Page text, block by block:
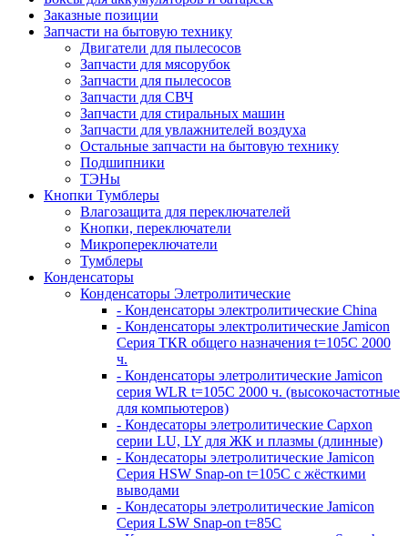
Заказные позиции
Запчасти на бытовую технику
Двигатели для пылесосов
Запчасти для мясорубок
Запчасти для пылесосов
Запчасти для СВЧ
Запчасти для стиральных машин
Запчасти для увлажнителей воздуха
Остальные запчасти на бытовую технику
Подшипники
ТЭНы
Кнопки Тумблеры
Влагозащита для переключателей
Кнопки, переключатели
Микропереключатели
Тумблеры
Конденсаторы
Конденсаторы Элетролитические
- Конденсаторы электролитические China
- Конденсаторы электролитические Jamicon
Серия ТКR общего назначения t=105С 2000
ч.
- Конденсаторы элетролитические Jamicon
серия WLR t=105С 2000 ч. (высокочастотные
для компьютеров)
- Кондесаторы элетролитические Capxon
серии LU, LY для ЖК и плазмы (длинные)
- Кондесаторы элетролитические Jamicon
Серия HSW Snap-on t=105С с жёсткими
выводами
- Кондесаторы элетролитические Jamicon
Серия LSW Snap-on t=85С